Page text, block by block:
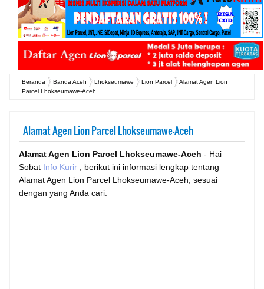
Beranda Banda Aceh Lhokseumawe Lion Parcel
Alamat Agen Lion
Parcel Lhokseumawe-Aceh
Alamat Agen Lion Parcel Lhokseumawe-Aceh
Alamat Agen Lion Parcel Lhokseumawe-Aceh - Hai
Sobat Info Kurir
, berikut ini informasi lengkap tentang
Alamat Agen Lion Parcel Lhokseumawe-Aceh, sesuai
dengan yang Anda cari.